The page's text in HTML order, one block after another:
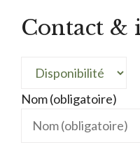
Contact &
Nom (obligatoire)